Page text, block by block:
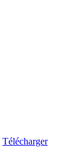
Télécharger